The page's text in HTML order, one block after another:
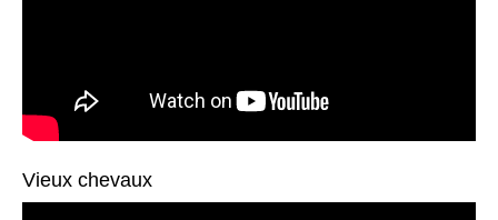
Vieux chevaux